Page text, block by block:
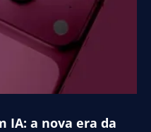
IA: a nova era da